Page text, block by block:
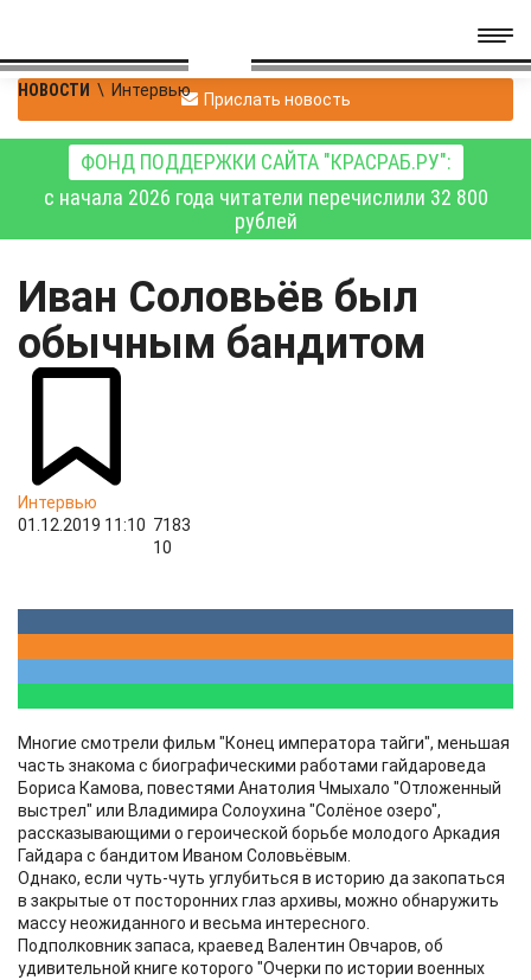
НОВОСТИ \ Интервью Прислать новость
ФОНД ПОДДЕРЖКИ САЙТА "КРАСРАБ.РУ":
с начала 2026 года читатели перечислили 32 800
рублей
Иван Соловьёв был
обычным бандитом
Интервью
01.12.2019 11:10 7183
10
Многие смотрели фильм "Конец императора тайги", меньшая
часть знакома с биографическими работами гайдароведа
Бориса Камова, повестями Анатолия Чмыхало "Отложенный
выстрел" или Владимира Солоухина "Солёное озеро",
рассказывающими о героической борьбе молодого Аркадия
Гайдара с бандитом Иваном Соловьёвым.
Однако, если чуть-чуть углубиться в историю да закопаться
в закрытые от посторонних глаз архивы, можно обнаружить
массу неожиданного и весьма интересного.
Подполковник запаса, краевед Валентин Овчаров, об
удивительной книге которого "Очерки по истории военных